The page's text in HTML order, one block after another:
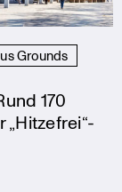
Grounds
170